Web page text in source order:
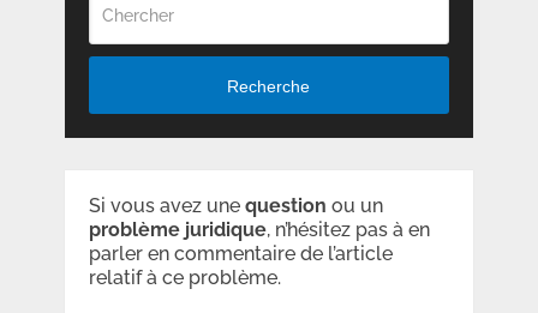
Recherche
Si vous avez une question ou un
problème juridique, n’hésitez pas à en
parler en commentaire de l’article
relatif à ce problème.